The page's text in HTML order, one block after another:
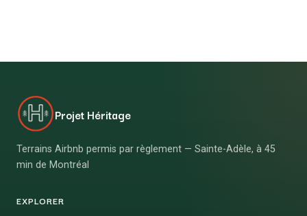
Projet Héritage
Terrains Airbnb permis par règlement — Sainte-Adèle, à 45
min de Montréal
EXPLORER